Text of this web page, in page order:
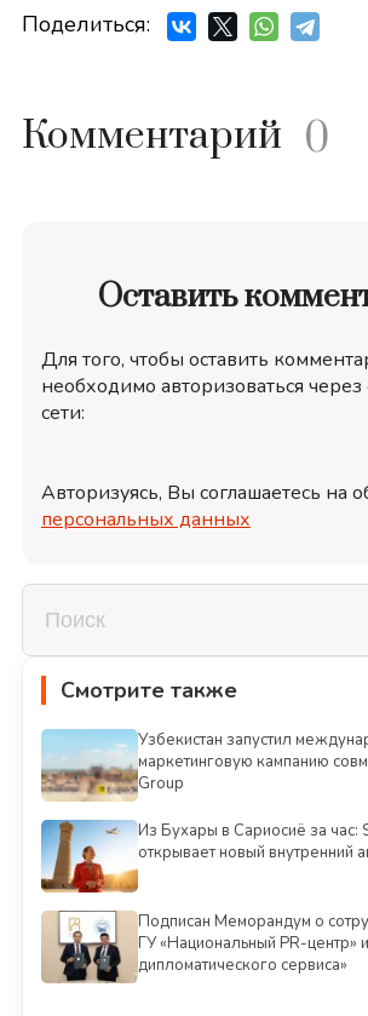
Поделиться:
Комментарий 0
Оставить
Для того, чтобы оставить
необходимо авторизоваться
сети:
Авторизуясь, Вы соглашаетесь на
персональных данных
Смотрите также
Узбекистан запустил
маркетинговую кампанию
Group
Из Бухары в Сариосиё за час:
открывает новый внутренний
Подписан Меморандум о
ГУ «Национальный PR-центр»
дипломатического сервиса»